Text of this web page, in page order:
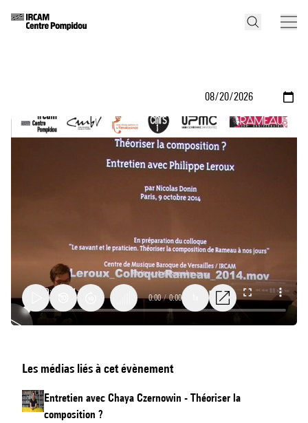
de
l'entretien
filmé
0:00 / 0:00
Les médias liés à cet évènement
Entretien avec Chaya Czernowin - Théoriser la
composition ?